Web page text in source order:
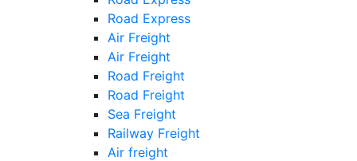
Road Express
Air Freight
Air Freight
Road Freight
Road Freight
Sea Freight
Railway Freight
Air freight